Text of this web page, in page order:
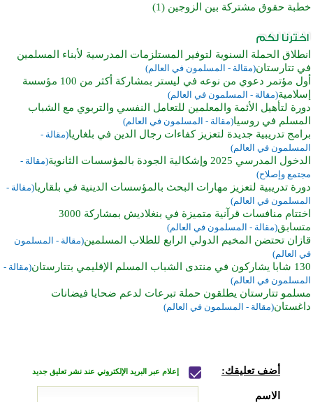
خطبة حقوق مشتركة بين الزوجين (1)
انطلاق الحملة السنوية لتوفير المستلزمات المدرسية لأبناء المسلمين
في تتارستان(مقالة - المسلمون في العالم)
أول مؤتمر دعوي من نوعه في ليستر بمشاركة أكثر من 100 مؤسسة
إسلامية(مقالة - المسلمون في العالم)
دورة لتأهيل الأئمة والمعلمين للتعامل النفسي والتربوي مع الشباب
المسلم في روسيا(مقالة - المسلمون في العالم)
برامج تدريبية جديدة لتعزيز كفاءات رجال الدين في بلغاريا(مقالة -
المسلمون في العالم)
الدخول المدرسي 2025 وإشكالية الجودة بالمؤسسات الثانوية
(مقالة -
مجتمع وإصلاح)
دورة تدريبية لتعزيز مهارات البحث بالمؤسسات الدينية في بلقاريا(مقالة -
المسلمون في العالم)
اختتام منافسات قرآنية متميزة في بنغلاديش بمشاركة 3000
متسابق(مقالة - المسلمون في العالم)
قازان تحتضن المخيم الدولي الرابع للطلاب المسلمين(مقالة - المسلمون
في العالم)
130 شابا يشاركون في منتدى الشباب المسلم الإقليمي بتتارستان
(مقالة -
المسلمون في العالم)
مسلمو تتارستان يطلقون حملة تبرعات لدعم ضحايا فيضانات
داغستان(مقالة - المسلمون في العالم)
أضف تعليقك: إعلام عبر البريد الإلكتروني عند نشر تعليق جديد
الاسم